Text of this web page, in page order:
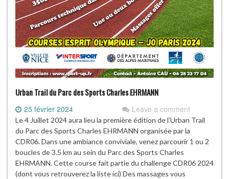
Urban Trail du Parc des Sports Charles EHRMANN
25 février 2024 Leave a comment
Le 4 Juillet 2024 aura lieu la première édition de l’Urban Trail
du Parc des Sports Charles EHRMANN organisée par la
CDR06. Dans une ambiance conviviale, venez parcourir 1 ou 2
boucles de 3.5 km au sein du Parc des Sports Charles
EHRMANN. Cette course fait partie du challenge CDR06 2024
(dont vous retrouverez la liste ici) Des massages vous